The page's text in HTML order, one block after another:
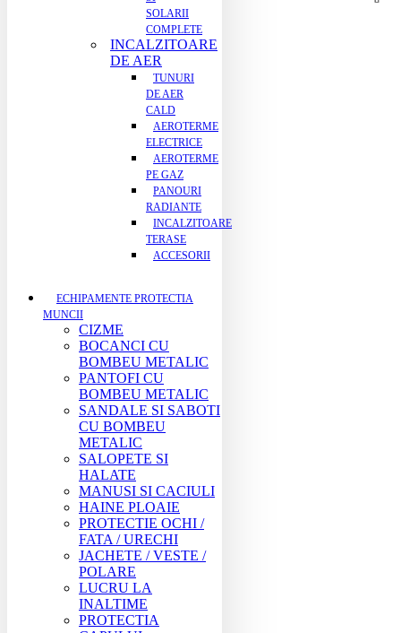
SOLARII
COMPLETE
INCALZITOARE
DE AER
TUNURI
DE AER
CALD
AEROTERME
ELECTRICE
AEROTERME
PE GAZ
PANOURI
RADIANTE
INCALZITOARE
TERASE
ACCESORII
ECHIPAMENTE PROTECTIA
MUNCII
CIZME
BOCANCI CU
BOMBEU METALIC
PANTOFI CU
BOMBEU METALIC
SANDALE SI SABOTI
CU BOMBEU
METALIC
SALOPETE SI
HALATE
MANUSI SI CACIULI
HAINE PLOAIE
PROTECTIE OCHI /
FATA / URECHI
JACHETE / VESTE /
POLARE
LUCRU LA
INALTIME
PROTECTIA